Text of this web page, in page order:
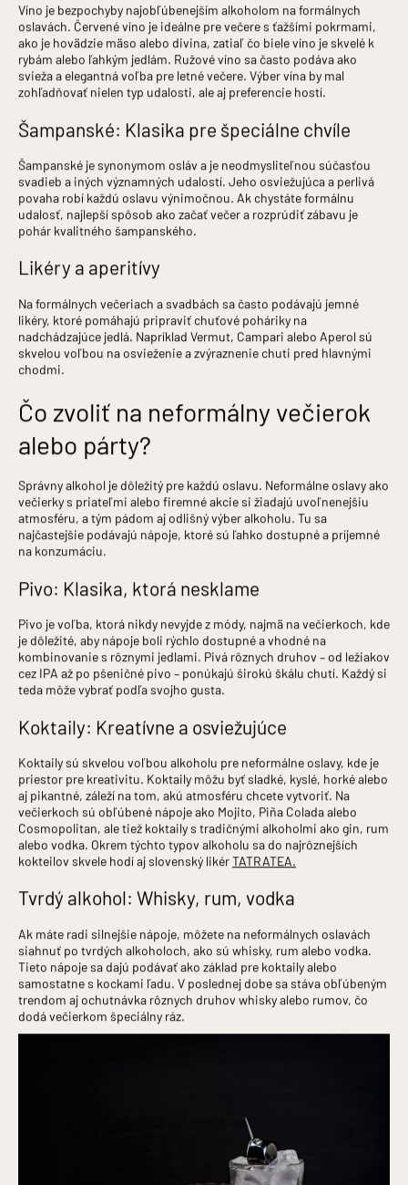
Víno je bezpochyby najobľúbenejším alkoholom na formálnych
oslavách. Červené víno je ideálne pre večere s ťažšími pokrmami,
ako je hovädzie mäso alebo divina, zatiaľ čo biele víno je skvelé k
rybám alebo ľahkým jedlám. Ružové víno sa často podáva ako
svieža a elegantná voľba pre letné večere. Výber vína by mal
zohľadňovať nielen typ udalosti, ale aj preferencie hostí.
Šampanské: Klasika pre špeciálne chvíle
Šampanské je synonymom osláv a je neodmysliteľnou súčasťou
svadieb a iných významných udalostí. Jeho osviežujúca a perlivá
povaha robí každú oslavu výnimočnou. Ak chystáte formálnu
udalosť, najlepší spôsob ako začať večer a rozprúdiť zábavu je
pohár kvalitného šampanského.
Likéry a aperitívy
Na formálnych večeriach a svadbách sa často podávajú jemné
likéry, ktoré pomáhajú pripraviť chuťové poháriky na
nadchádzajúce jedlá. Napríklad Vermut, Campari alebo Aperol sú
skvelou voľbou na osvieženie a zvýraznenie chuti pred hlavnými
chodmi.
Čo zvoliť na neformálny večierok
alebo párty?
Správny alkohol je dôležitý pre každú oslavu. Neformálne oslavy ako
večierky s priateľmi alebo firemné akcie si žiadajú uvoľnenejšiu
atmosféru, a tým pádom aj odlišný výber alkoholu. Tu sa
najčastejšie podávajú nápoje, ktoré sú ľahko dostupné a príjemné
na konzumáciu.
Pivo: Klasika, ktorá nesklame
Pivo je voľba, ktorá nikdy nevyjde z módy, najmä na večierkoch, kde
je dôležité, aby nápoje boli rýchlo dostupné a vhodné na
kombinovanie s rôznymi jedlami. Pivá rôznych druhov – od ležiakov
cez IPA až po pšeničné pivo – ponúkajú širokú škálu chutí. Každý si
teda môže vybrať podľa svojho gusta.
Koktaily: Kreatívne a osviežujúce
Koktaily sú skvelou voľbou alkoholu pre neformálne oslavy, kde je
priestor pre kreativitu. Koktaily môžu byť sladké, kyslé, horké alebo
aj pikantné, záleží na tom, akú atmosféru chcete vytvoriť. Na
večierkoch sú obľúbené nápoje ako Mojito, Piña Colada alebo
Cosmopolitan, ale tiež koktaily s tradičnými alkoholmi ako gin, rum
alebo vodka. Okrem týchto typov alkoholu sa do najrôznejších
kokteilov skvele hodí aj slovenský likérTATRATEA.
Tvrdý alkohol: Whisky, rum, vodka
Ak máte radi silnejšie nápoje, môžete na neformálnych oslavách
siahnuť po tvrdých alkoholoch, ako sú whisky, rum alebo vodka.
Tieto nápoje sa dajú podávať ako základ pre koktaily alebo
samostatne s kockami ľadu. V poslednej dobe sa stáva obľúbeným
trendom aj ochutnávka rôznych druhov whisky alebo rumov, čo
dodá večierkom špeciálny ráz.